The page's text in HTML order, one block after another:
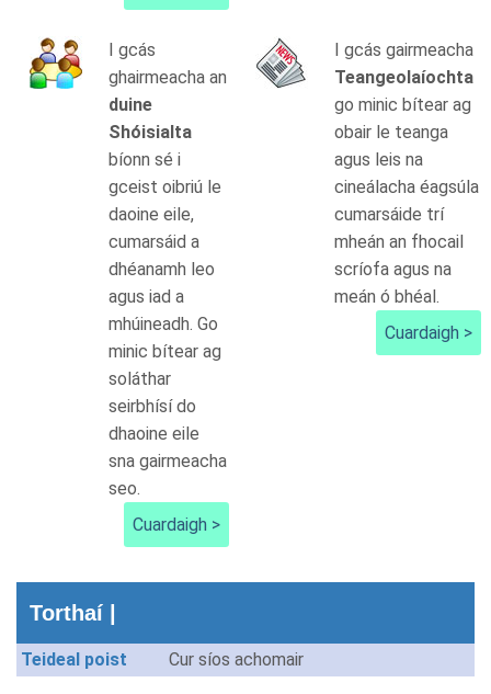
I gcás
ghairmeacha an
duine
Shóisialta
bíonn sé i
gceist oibriú le
daoine eile,
cumarsáid a
dhéanamh leo
agus iad a
mhúineadh. Go
minic bítear ag
soláthar
seirbhísí do
dhaoine eile
sna gairmeacha
seo.
Cuardaigh >
I gcás gairmeacha
Teangeolaíochta
go minic bítear ag
obair le teanga
agus leis na
cineálacha éagsúla
cumarsáide trí
mheán an fhocail
scríofa agus na
meán ó bhéal.
Cuardaigh >
Torthaí |
Teideal poist Cur síos achomair